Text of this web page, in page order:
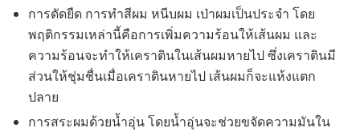
การดัดยืด การทำสีผม หนีบผม เป่าผมเป็นประจำ โดย
พฤติกรรมเหล่านี้คือการเพิ่มความร้อนให้เส้นผม และ
ความร้อนจะทำให้เคราตินในเส้นผมหายไป ซึ่งเคราตินมี
ส่วนให้ชุ่มชื่นเมื่อเคราตินหายไป เส้นผมก็จะแห้งแตก
ปลาย
การสระผมด้วยน้ำอุ่น โดยน้ำอุ่นจะช่วยขจัดความมันใน